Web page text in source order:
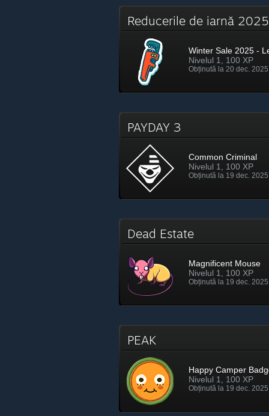
Reducerile de iarnă 2025
Winter Sale 2025 -
Nivelul 1, 100 XP
Obținută la 20 dec.
PAYDAY 3
Common Criminal
Nivelul 1, 100 XP
Obținută la 19 dec.
Dead Estate
Magnificent Mouse
Nivelul 1, 100 XP
Obținută la 19 dec.
PEAK
Happy Camper
Nivelul 1, 100 XP
Obținută la 19 dec.